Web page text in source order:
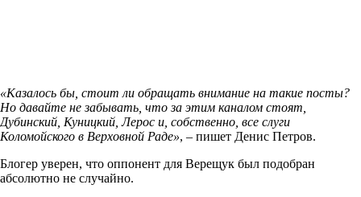
«Казалось бы, стоит ли обращать внимание на такие посты?
Но давайте не забывать, что за этим каналом стоят,
Дубинский, Куницкий, Лерос и, собственно, все слуги
Коломойского в Верховной Раде», – пишет Денис Петров.
Блогер уверен, что оппонент для Верещук был подобран
абсолютно не случайно.